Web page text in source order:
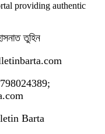
providing authentic
তুহিন
Barta